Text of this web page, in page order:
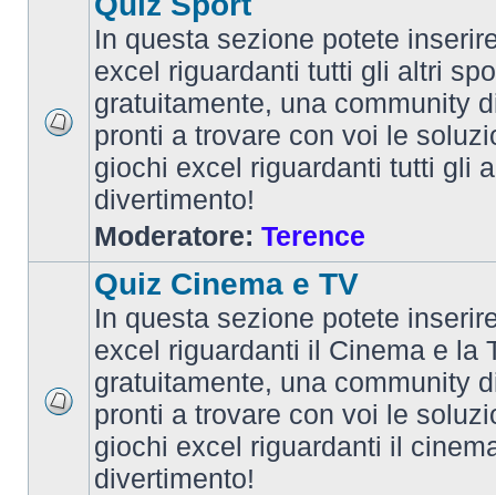
In questa sezione potete
excel riguardanti tutti gli altri
gratuitamente, una community
pronti a trovare con voi le
giochi excel riguardanti tutti gli
divertimento!
Moderatore: Terence
Quiz Cinema e TV
In questa sezione potete
excel riguardanti il Cinema e la
gratuitamente, una community
pronti a trovare con voi le
giochi excel riguardanti il
divertimento!